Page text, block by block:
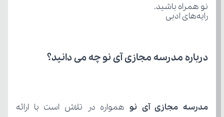
رایه‌های ادبی
نو همراه باشید.
درباره مدرسه مجازی آی نو چه می‌ دانید؟
مدرسه مجازی آی نو